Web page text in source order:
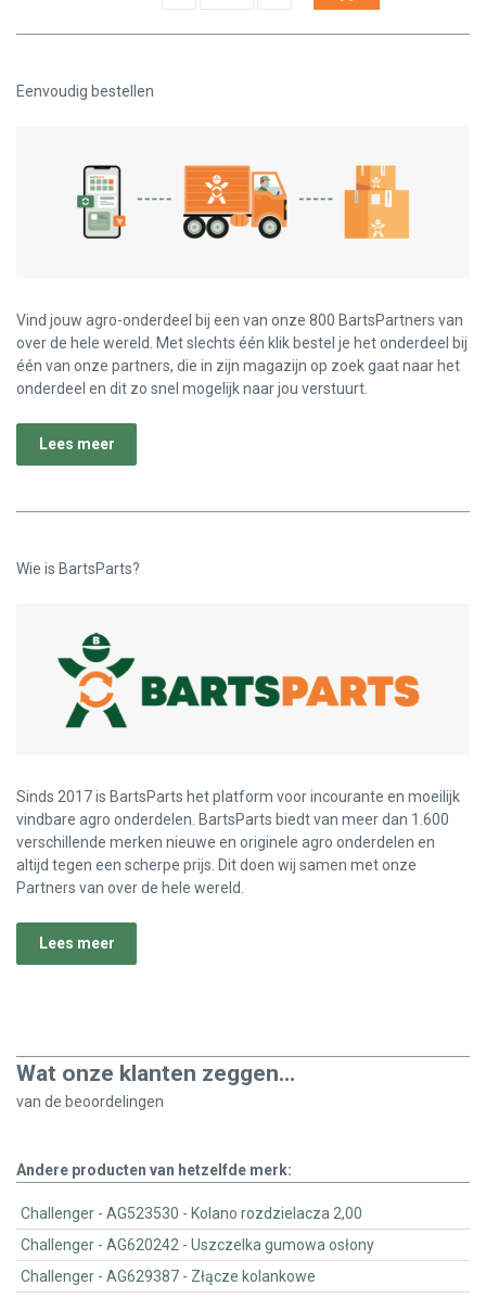
Verminderen:verhogen:
Eenvoudig bestellen
Vind jouw agro-onderdeel bij een van onze 800 BartsPartners van
over de hele wereld. Met slechts één klik bestel je het onderdeel bij
één van onze partners, die in zijn magazijn op zoek gaat naar het
onderdeel en dit zo snel mogelijk naar jou verstuurt.
Lees meer
Wie is BartsParts?
Sinds 2017 is BartsParts het platform voor incourante en moeilijk
vindbare agro onderdelen. BartsParts biedt van meer dan 1.600
verschillende merken nieuwe en originele agro onderdelen en
altijd tegen een scherpe prijs. Dit doen wij samen met onze
Partners van over de hele wereld.
Lees meer
Wat onze klanten zeggen...
van de beoordelingen
Andere producten van hetzelfde merk:
Challenger - AG523530 - Kolano rozdzielacza 2,00
Challenger - AG620242 - Uszczelka gumowa osłony
Challenger - AG629387 - Złącze kolankowe